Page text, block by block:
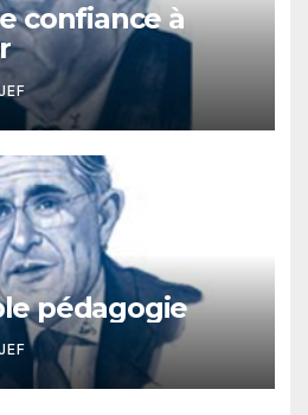
confiance à
pédagogie